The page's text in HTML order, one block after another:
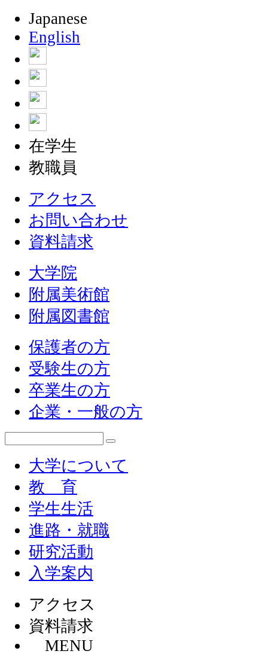
Japanese
English
在学生
教職員
アクセス
お問い合わせ
資料請求
大学院
附属美術館
附属図書館
保護者の方
受験生の方
卒業生の方
企業・一般の方
大学について
教 育
学生生活
進路・就職
研究活動
入学案内
アクセス
資料請求
MENU